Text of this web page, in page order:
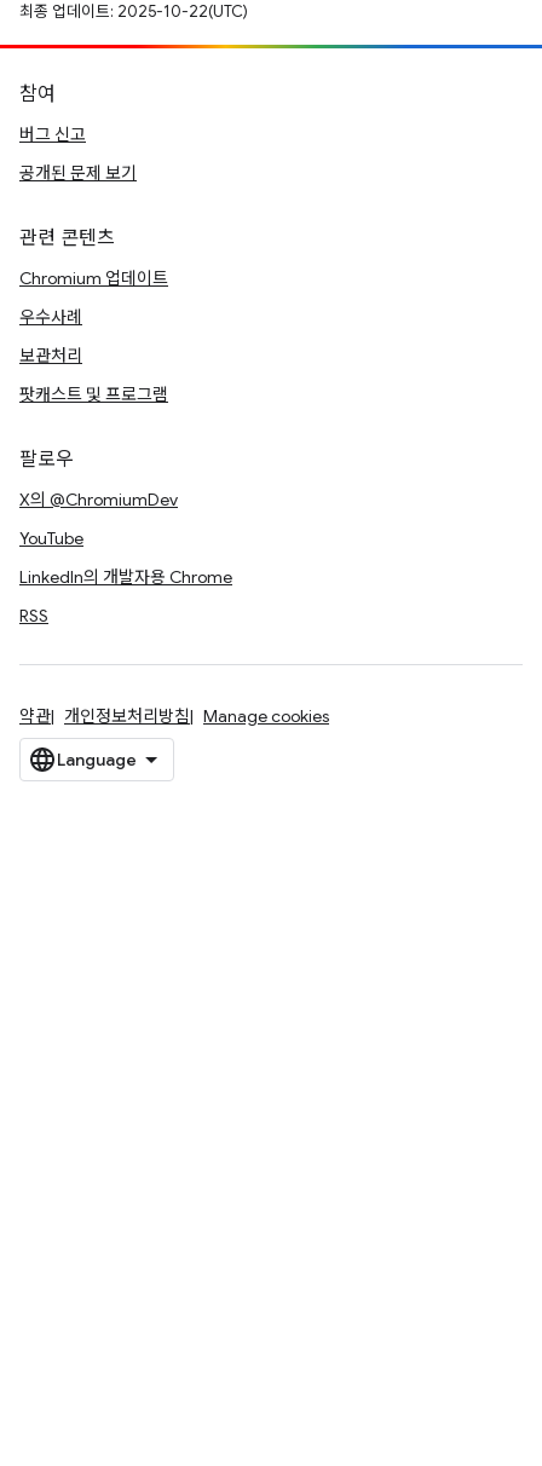
최종 업데이트: 2025-10-22(UTC)
참여
버그 신고
공개된 문제 보기
관련 콘텐츠
Chromium 업데이트
우수사례
보관처리
팟캐스트 및 프로그램
팔로우
X의 @ChromiumDev
YouTube
LinkedIn의 개발자용 Chrome
RSS
약관 개인정보처리방침 Manage cookies